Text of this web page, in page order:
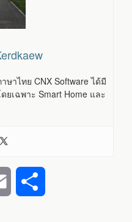
าไทย CNX Software ได้มี
เฉพาะ Smart Home และ